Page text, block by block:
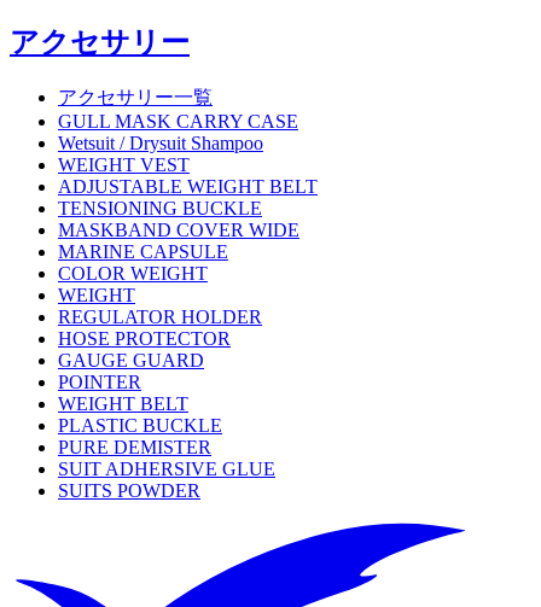
アクセサリー
アクセサリー一覧
GULL MASK CARRY CASE
Wetsuit / Drysuit Shampoo
WEIGHT VEST
ADJUSTABLE WEIGHT BELT
TENSIONING BUCKLE
MASKBAND COVER WIDE
MARINE CAPSULE
COLOR WEIGHT
WEIGHT
REGULATOR HOLDER
HOSE PROTECTOR
GAUGE GUARD
POINTER
WEIGHT BELT
PLASTIC BUCKLE
PURE DEMISTER
SUIT ADHERSIVE GLUE
SUITS POWDER